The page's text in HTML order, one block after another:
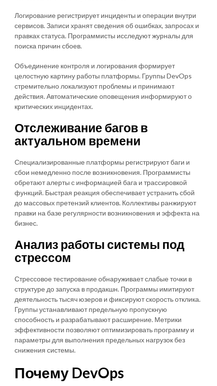
Логирование регистрирует инциденты и операции внутри
сервисов. Записи хранят сведения об ошибках, запросах и
правках статуса. Программисты исследуют журналы для
поиска причин сбоев.
Объединение контроля и логирования формирует
целостную картину работы платформы. Группы DevOps
стремительно локализуют проблемы и принимают
действия. Автоматические оповещения информируют о
критических инцидентах.
Отслеживание багов в
актуальном времени
Специализированные платформы регистрируют баги и
сбои немедленно после возникновения. Программисты
обретают алерты с информацией бага и трассировкой
функций. Быстрая реакция обеспечивает устранить сбой
до массовых претензий клиентов. Коллективы ранжируют
правки на базе регулярности возникновения и эффекта на
бизнес.
Анализ работы системы под
стрессом
Стрессовое тестирование обнаруживает слабые точки в
структуре до запуска в продакшн. Программы имитируют
деятельность тысяч юзеров и фиксируют скорость отклика.
Группы устанавливают предельную пропускную
способность и разрабатывают расширение. Метрики
эффективности позволяют оптимизировать программу и
параметры для выполнения предельных нагрузок без
снижения системы.
Почему DevOps